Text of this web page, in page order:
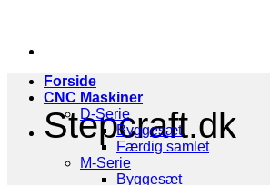
Stepcraft.dk
Forside
CNC Maskiner
D-Serie
Byggesæt
Færdig samlet
M-Serie
Byggesæt